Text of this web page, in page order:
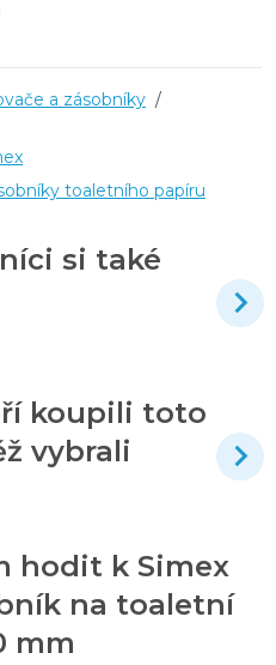
a zásobníky /
toaletního papíru
si také
koupili toto
vybrali
hodit k Simex
na toaletní
mm